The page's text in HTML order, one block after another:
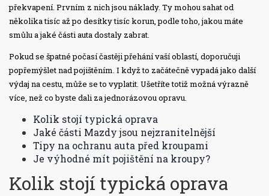
překvapení. Prvním z nich jsou náklady. Ty mohou sahat od
několika tisíc až po desítky tisíc korun, podle toho, jakou máte
smůlu a jaké části auta dostaly zabrat.
Pokud se špatné počasí častěji přehání vaší oblastí, doporučuji
popřemýšlet nad pojištěním. I když to začátečně vypadá jako další
výdaj na cestu, může se to vyplatit. Ušetříte totiž možná výrazně
více, než co byste dali za jednorázovou opravu.
Kolik stojí typická oprava
Jaké části Mazdy jsou nejzranitelnější
Tipy na ochranu auta před kroupami
Je výhodné mít pojištění na kroupy?
Kolik stojí typická oprava